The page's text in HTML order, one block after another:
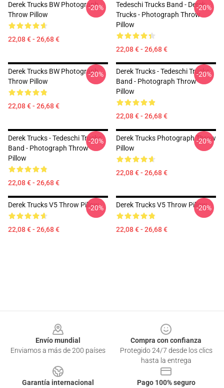
Derek Trucks BW Photograph
Throw Pillow
22,08 € - 26,68 €
-20%
Tedeschi Trucks Band - Derek
Trucks - Photograph Throw
Pillow
22,08 € - 26,68 €
-20%
Derek Trucks BW Photograph
Throw Pillow
22,08 € - 26,68 €
-20%
Derek Trucks - Tedeschi Trucks
Band - Photograph Throw
Pillow
22,08 € - 26,68 €
-20%
Derek Trucks - Tedeschi Trucks
Band - Photograph Throw
Pillow
22,08 € - 26,68 €
-20%
Derek Trucks Photograph Throw
Pillow
22,08 € - 26,68 €
-20%
Derek Trucks V5 Throw Pillow
22,08 € - 26,68 €
-20% Derek Trucks V5 Throw Pillow
22,08 € - 26,68 €
-20%
Envío mundial
Enviamos a más de 200 países
Compra con confianza
Protegido 24/7 desde los clics
hasta la entrega
Garantía internacional
Pago 100% seguro